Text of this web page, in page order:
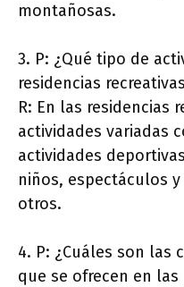
montañosas.
3. P: ¿Qué tipo de
residencias
R: En las residencias
actividades variadas
actividades
niños, espectáculos
otros.
4. P: ¿Cuáles son las
que se ofrecen en las